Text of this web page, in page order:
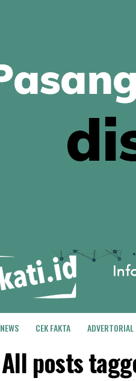
NEWS CEK FAKTA ADVERTORIAL
All posts